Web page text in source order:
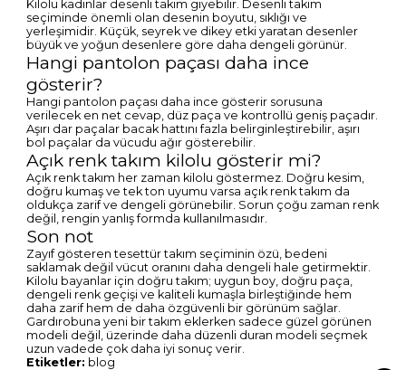
Kilolu kadınlar desenli takım giyebilir. Desenli takım
seçiminde önemli olan desenin boyutu, sıklığı ve
yerleşimidir. Küçük, seyrek ve dikey etki yaratan desenler
büyük ve yoğun desenlere göre daha dengeli görünür.
Hangi pantolon paçası daha ince
gösterir?
Hangi pantolon paçası daha ince gösterir sorusuna
verilecek en net cevap, düz paça ve kontrollü geniş paçadır.
Aşırı dar paçalar bacak hattını fazla belirginleştirebilir, aşırı
bol paçalar da vücudu ağır gösterebilir.
Açık renk takım kilolu gösterir mi?
Açık renk takım her zaman kilolu göstermez. Doğru kesim,
doğru kumaş ve tek ton uyumu varsa açık renk takım da
oldukça zarif ve dengeli görünebilir. Sorun çoğu zaman renk
değil, rengin yanlış formda kullanılmasıdır.
Son not
Zayıf gösteren tesettür takım seçiminin özü, bedeni
saklamak değil vücut oranını daha dengeli hale getirmektir.
Kilolu bayanlar için doğru takım; uygun boy, doğru paça,
dengeli renk geçişi ve kaliteli kumaşla birleştiğinde hem
daha zarif hem de daha özgüvenli bir görünüm sağlar.
Gardırobuna yeni bir takım eklerken sadece güzel görünen
modeli değil, üzerinde daha düzenli duran modeli seçmek
uzun vadede çok daha iyi sonuç verir.
Etiketler: blog